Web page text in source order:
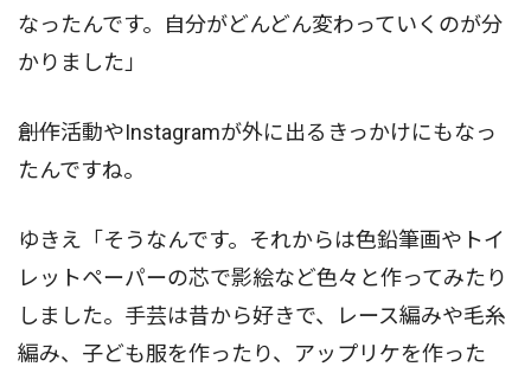
なったんです。自分がどんどん変わっていくのが分
かりました」
――創作活動やInstagramが外に出るきっかけにもなっ
たんですね。
ゆきえ「そうなんです。それからは色鉛筆画やトイ
レットペーパーの芯で影絵など色々と作ってみたり
しました。手芸は昔から好きで、レース編みや毛糸
編み、子ども服を作ったり、アップリケを作った